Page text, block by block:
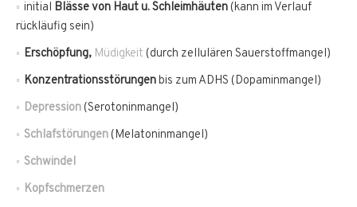
initial Blässe von Haut u. Schleimhäuten(kann im Verlauf
rückläufig sein)
Erschöpfung, Müdigkeit (durch zellulären Sauerstoffmangel)
Konzentrationsstörungenbis zum ADHS (Dopaminmangel)
Depression(Serotoninmangel)
Schlafstörungen(Melatoninmangel)
Schwindel
Kopfschmerzen